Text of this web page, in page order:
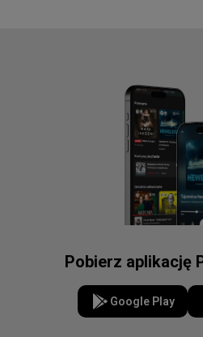
Pobierz aplikację
Google Play